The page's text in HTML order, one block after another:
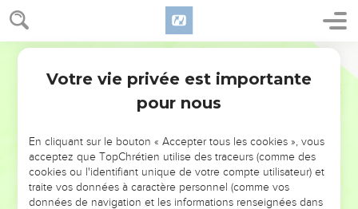
NE MANQUEZ PAS L’ÉVÉNEMENT
DE L’ANNÉE !
ET SI LEURS ERREURS POUVAIENT VOUS ÉVITER LES
VOTRES ?
Votre vie privée est importante
pour nous
En cliquant sur le bouton « Accepter tous les cookies », vous
acceptez que TopChrétien utilise des traceurs (comme des
cookies ou l'identifiant unique de votre compte utilisateur) et
traite vos données à caractère personnel (comme vos
données de navigation et les informations renseignées dans